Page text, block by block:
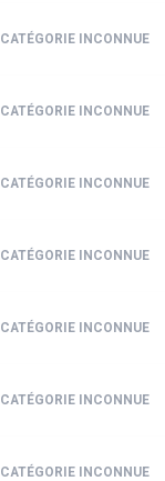
CATÉGORIE INCONNUE
CATÉGORIE INCONNUE
CATÉGORIE INCONNUE
CATÉGORIE INCONNUE
CATÉGORIE INCONNUE
CATÉGORIE INCONNUE
CATÉGORIE INCONNUE